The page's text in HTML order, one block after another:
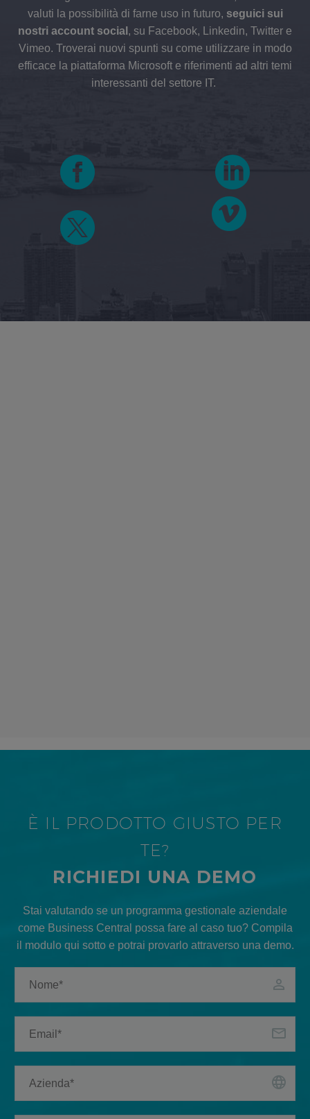
valuti la possibilità di farne uso in futuro, seguici sui
nostri account social , su Facebook, Linkedin, Twitter e
Vimeo. Troverai nuovi spunti su come utilizzare in modo
efficace la piattaforma Microsoft e riferimenti ad altri temi
interessanti del settore IT.
È IL PRODOTTO GIUSTO PER
TE?
RICHIEDI UNA DEMO
Stai valutando se un programma gestionale aziendale
come Business Central possa fare al caso tuo? Compila
il modulo qui sotto e potrai provarlo attraverso una demo.